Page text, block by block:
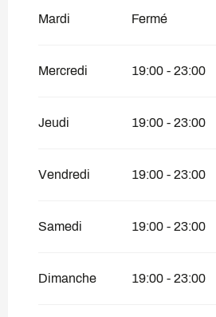
Du4 décembre 2026
Mardi Fermé
Mercredi 19:00 - 23:00
Jeudi 19:00 - 23:00
Vendredi 19:00 - 23:00
Samedi 19:00 - 23:00
Dimanche 19:00 - 23:00